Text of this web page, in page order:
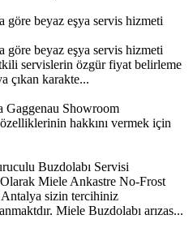
göre beyaz eşya servis hizmeti
göre beyaz eşya servis hizmeti
servislerin özgür fiyat belirleme
çıkan karakte...
Gaggenau Showroom
hakkını vermek için
Buzdolabı Servisi
Miele Ankastre No-Frost
sizin tercihiniz
Miele Buzdolabı arızas...